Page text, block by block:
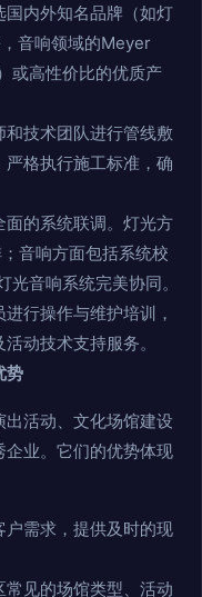
国内外知名品牌（如灯
音响领域的Meyer
或高性价比的优质产
和技术团队进行管线敷
格执行施工标准，确
面的系统联调。灯光方
音响方面包括系统校
音响系统完美协同。
进行操作与维护培训，
动技术支持服务。
势
活动、文化场馆建设
业。它们的优势体现
户需求，提供及时的现
常见的场馆类型、活动